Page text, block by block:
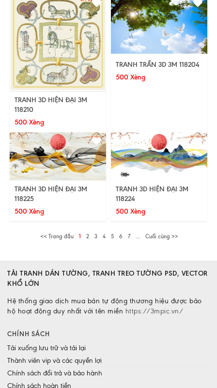
TRANH 3D HIỆN ĐẠI 3M
118210
500 Xèng
TRANH TRẦN 3D 3M 118204
500 Xèng
TRANH 3D HIỆN ĐẠI 3M
118225
500 Xèng
TRANH 3D HIỆN ĐẠI 3M
118224
500 Xèng
<< Trang đầu 1 2 3 4 5 6 7 ... Cuối cùng >>
TẢI TRANH DÁN TƯỜNG, TRANH TREO TƯỜNG PSD, VECTOR
KHỔ LỚN
Hệ thống giao dịch mua bán tự động thương hiệu được bảo
hộ hoạt động duy nhất với tên miền https://3mpic.vn/
CHÍNH SÁCH
Tải xuống lưu trữ và tải lại
Thành viên vip và các quyền lợi
Chính sách đổi trả và bảo hành
Chính sách hoàn tiền